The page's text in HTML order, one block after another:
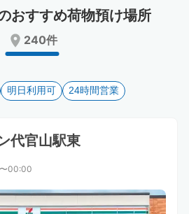
おすすめ荷物預け場所
240件
明日利用可 24時間営業
代官山駅東
00:00